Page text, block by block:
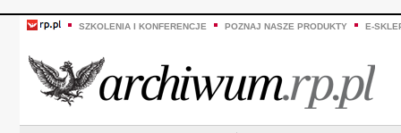
SZKOLENIA I KONFERENCJE POZNAJ NASZE PRODUKTY E-